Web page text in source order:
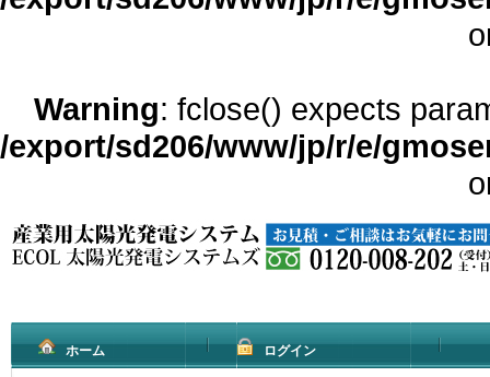
Warning: fclose() expects
/export/sd206/www/jp/r/e/
ホーム ログイン